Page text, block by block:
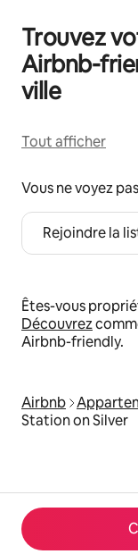
Trouvez
Airbnb-
ville
Tout afficher
Vous ne voyez
Rejoindre la
Êtes-vous
Découvrez
Airbnb-friendly.
Airbnb
Station on Silver